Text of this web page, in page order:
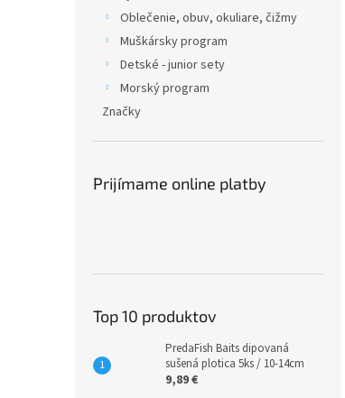
Oblečenie, obuv, okuliare, čižmy
Muškársky program
Detské - junior sety
Morský program
Značky
Prijímame online platby
Top 10 produktov
PredaFish Baits dipovaná
sušená plotica 5ks / 10-14cm
9,89 €